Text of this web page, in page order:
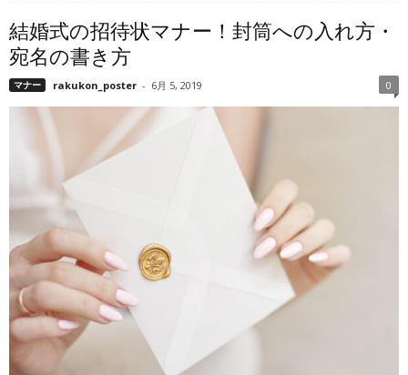
結婚式の招待状マナー！封筒への入れ方・
宛名の書き方
マナー rakukon_poster - 6月 5, 2019 0